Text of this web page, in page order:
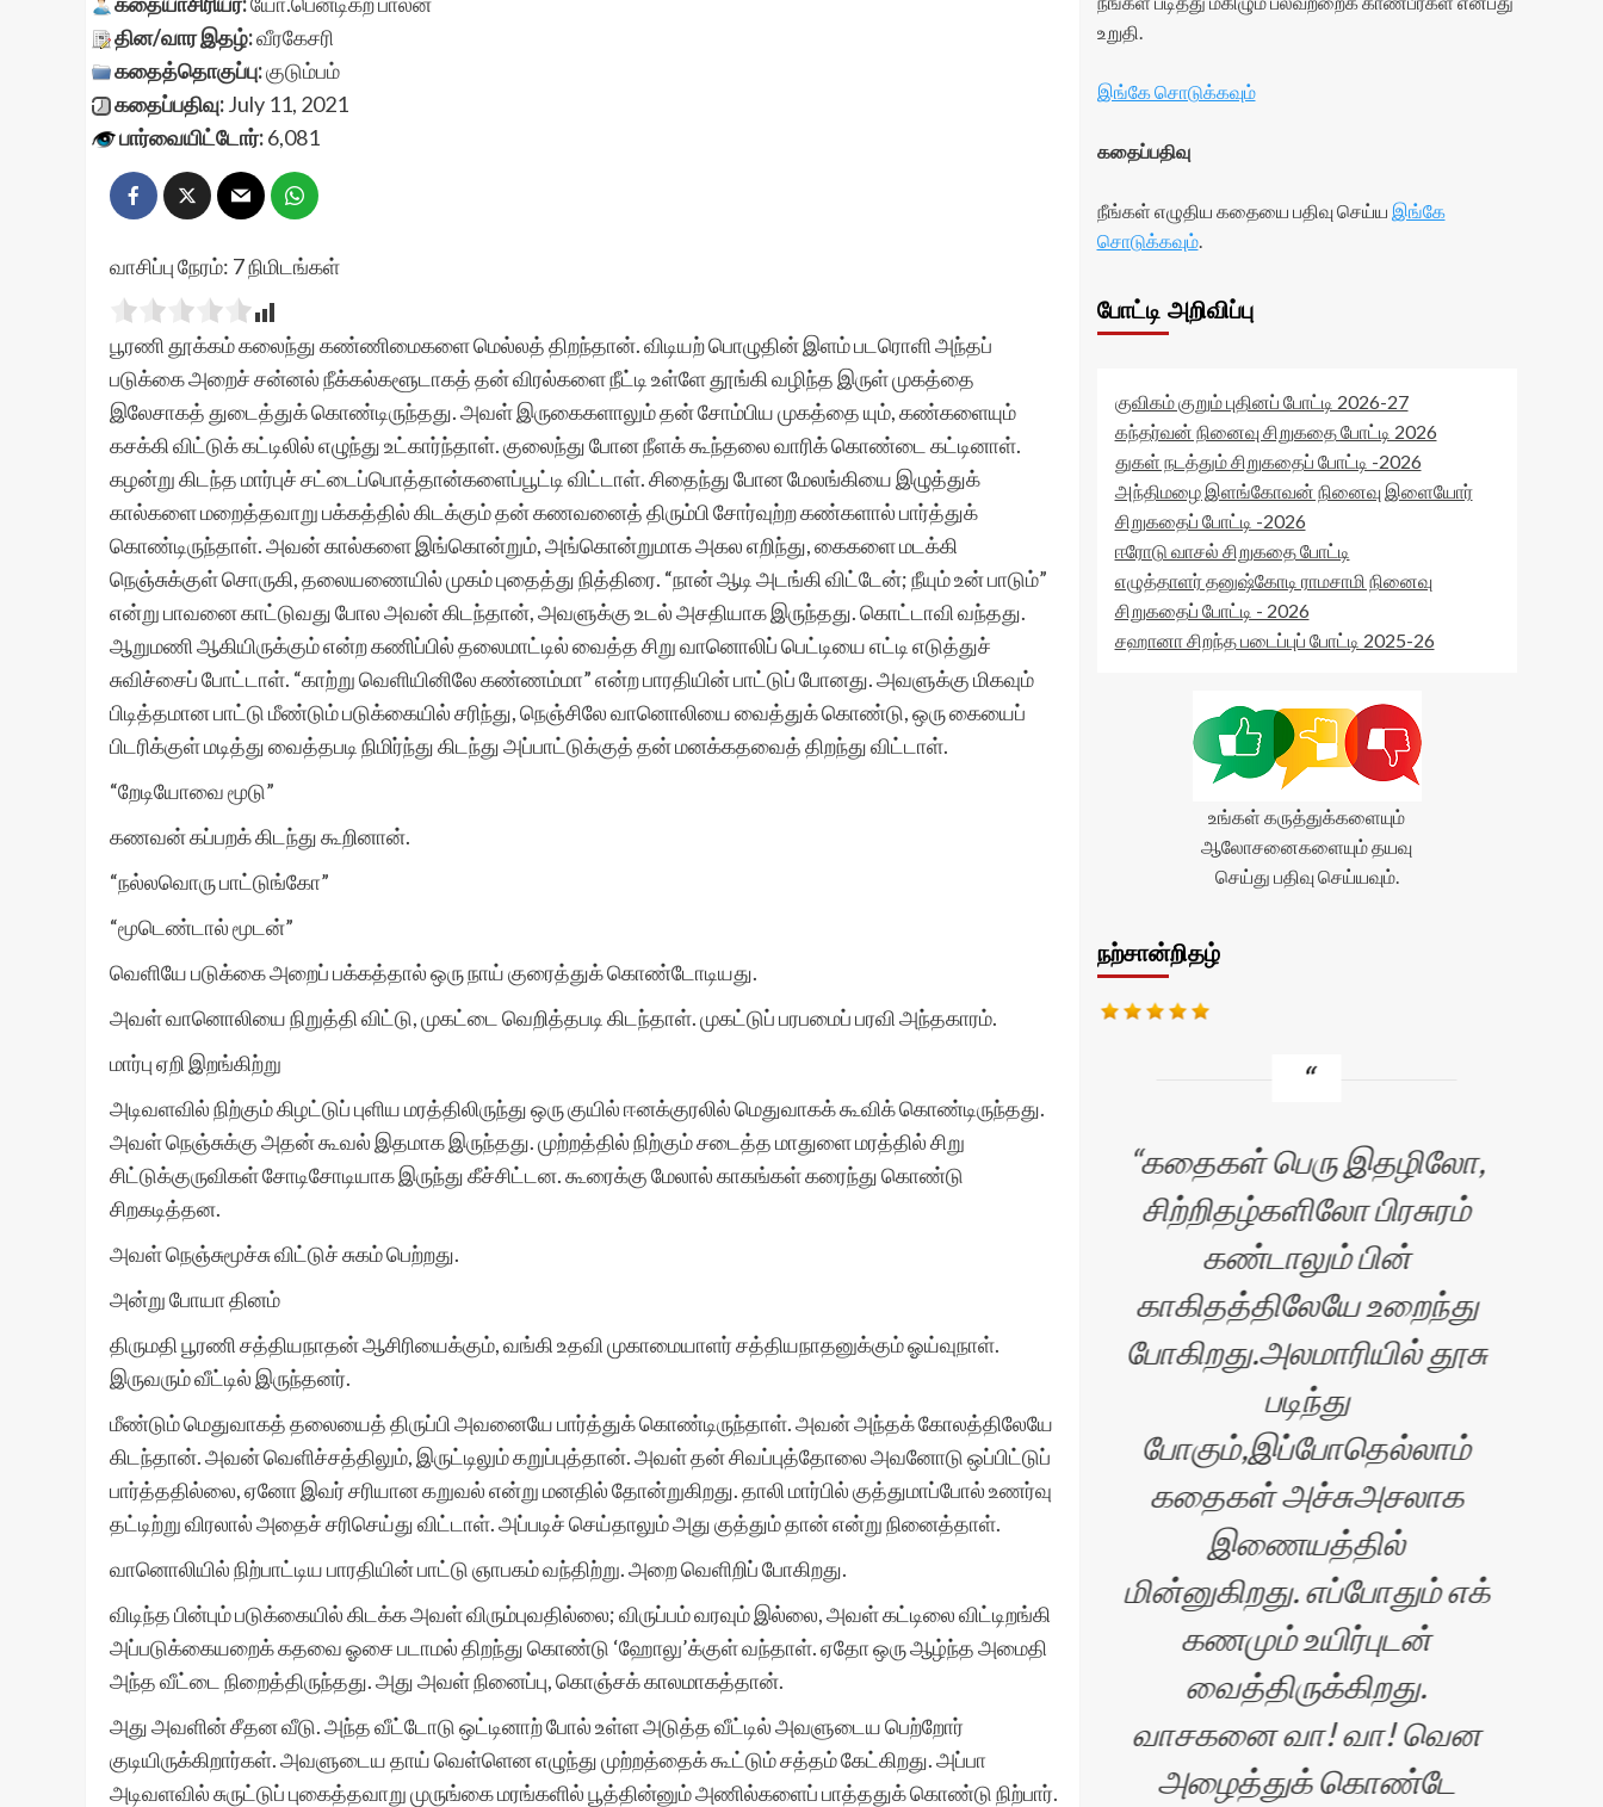
தின/வார இதழ்:வீரகேசரி
கதைத்தொகுப்பு:குடும்பம்
கதைப்பதிவு:July 11, 2021
பார்வையிட்டோர்:6,081
வாசிப்பு நேரம்: 7நிமிடங்கள்
பூரணி தூக்கம் கலைந்து கண்ணிமைகளை மெல்லத் திறந்தான். விடியற் பொழுதின் இளம் படரொளி அந்தப்
படுக்கை அறைச் சன்னல் நீக்கல்களூடாகத் தன் விரல்களை நீட்டி உள்ளே தூங்கி வழிந்த இருள் முகத்தை
இலேசாகத் துடைத்துக் கொண்டிருந்தது. அவள் இருகைகளாலும் தன் சோம்பிய முகத்தை யும், கண்களையும்
கசக்கி விட்டுக் கட்டிலில் எழுந்து உட்கார்ந்தாள். குலைந்து போன நீளக் கூந்தலை வாரிக் கொண்டை கட்டினாள்.
கழன்று கிடந்த மார்புச் சட்டைப்பொத்தான்களைப்பூட்டி விட்டாள். சிதைந்து போன மேலங்கியை இழுத்துக்
கால்களை மறைத்தவாறு பக்கத்தில் கிடக்கும் தன் கணவனைத் திரும்பி சோர்வுற்ற கண்களால் பார்த்துக்
கொண்டிருந்தாள். அவன் கால்களை இங்கொன்றும், அங்கொன்றுமாக அகல எறிந்து, கைகளை மடக்கி
நெஞ்சுக்குள் சொருகி, தலையணையில் முகம் புதைத்து நித்திரை. “நான் ஆடி அடங்கி விட்டேன்; நீயும் உன் பாடும்”
என்று பாவனை காட்டுவது போல அவன் கிடந்தான், அவளுக்கு உடல் அசதியாக இருந்தது. கொட்டாவி வந்தது.
ஆறுமணி ஆகியிருக்கும் என்ற கணிப்பில் தலைமாட்டில் வைத்த சிறு வானொலிப் பெட்டியை எட்டி எடுத்துச்
சுவிச்சைப் போட்டாள். “காற்று வெளியினிலே கண்ணம்மா” என்ற பாரதியின் பாட்டுப் போனது. அவளுக்கு மிகவும்
பிடித்தமான பாட்டு மீண்டும் படுக்கையில் சரிந்து, நெஞ்சிலே வானொலியை வைத்துக் கொண்டு, ஒரு கையைப்
பிடரிக்குள் மடித்து வைத்தபடி நிமிர்ந்து கிடந்து அப்பாட்டுக்குத் தன் மனக்கதவைத் திறந்து விட்டாள்.
“றேடியோவை மூடு”
கணவன் கப்பறக் கிடந்து கூறினான்.
“நல்லவொரு பாட்டுங்கோ”
“மூடெண்டால் மூடன்”
வெளியே படுக்கை அறைப் பக்கத்தால் ஒரு நாய் குரைத்துக் கொண்டோடியது.
அவள் வானொலியை நிறுத்தி விட்டு, முகட்டை வெறித்தபடி கிடந்தாள். முகட்டுப் பரபமைப் பரவி அந்தகாரம்.
மார்பு ஏறி இறங்கிற்று
அடிவளவில் நிற்கும் கிழட்டுப் புளிய மரத்திலிருந்து ஒரு குயில் ஈனக்குரலில் மெதுவாகக் கூவிக் கொண்டிருந்தது.
அவள் நெஞ்சுக்கு அதன் கூவல் இதமாக இருந்தது. முற்றத்தில் நிற்கும் சடைத்த மாதுளை மரத்தில் சிறு
சிட்டுக்குருவிகள் சோடிசோடியாக இருந்து கீச்சிட்டன. கூரைக்கு மேலால் காகங்கள் கரைந்து கொண்டு
சிறகடித்தன.
அவள் நெஞ்சுமூச்சு விட்டுச் சுகம் பெற்றது.
அன்று போயா தினம்
திருமதி பூரணி சத்தியநாதன் ஆசிரியைக்கும், வங்கி உதவி முகாமையாளர் சத்தியநாதனுக்கும் ஓய்வுநாள்.
இருவரும் வீட்டில் இருந்தனர்.
மீண்டும் மெதுவாகத் தலையைத் திருப்பி அவனையே பார்த்துக் கொண்டிருந்தாள். அவன் அந்தக் கோலத்திலேயே
கிடந்தான். அவன் வெளிச்சத்திலும், இருட்டிலும் கறுப்புத்தான். அவள் தன் சிவப்புத்தோலை அவனோடு ஒப்பிட்டுப்
பார்த்ததில்லை, ஏனோ இவர் சரியான கறுவல் என்று மனதில் தோன்றுகிறது. தாலி மார்பில் குத்துமாப்போல் உணர்வு
தட்டிற்று விரலால் அதைச் சரிசெய்து விட்டாள். அப்படிச் செய்தாலும் அது குத்தும் தான் என்று நினைத்தாள்.
வானொலியில் நிற்பாட்டிய பாரதியின் பாட்டு ஞாபகம் வந்திற்று. அறை வெளிறிப் போகிறது.
விடிந்த பின்பும் படுக்கையில் கிடக்க அவள் விரும்புவதில்லை; விருப்பம் வரவும் இல்லை, அவள் கட்டிலை விட்டிறங்கி
அப்படுக்கையறைக் கதவை ஓசை படாமல் திறந்து கொண்டு ‘ஹோலு’க்குள் வந்தாள். ஏதோ ஒரு ஆழ்ந்த அமைதி
அந்த வீட்டை நிறைத்திருந்தது. அது அவள் நினைப்பு, கொஞ்சக் காலமாகத்தான்.
அது அவளின் சீதன வீடு. அந்த வீட்டோடு ஒட்டினாற் போல் உள்ள அடுத்த வீட்டில் அவளுடைய பெற்றோர்
குடியிருக்கிறார்கள். அவளுடைய தாய் வெள்ளென எழுந்து முற்றத்தைக் கூட்டும் சத்தம் கேட்கிறது. அப்பா
அடிவளவில் சுருட்டுப் புகைத்தவாறு முருங்கை மரங்களில் பூத்தின்னும் அணில்களைப் பாத்ததுக் கொண்டு நிற்பார்.
உறுதி.
இங்கே சொடுக்கவும்
கதைப்பதிவு
நீங்கள் எழுதிய கதையை பதிவு செய்ய இங்கே
சொடுக்கவும்.
போட்டி அறிவிப்பு
குவிகம் குறும் புதினப் போட்டி 2026-27
கந்தர்வன் நினைவு சிறுகதை போட்டி 2026
துகள் நடத்தும் சிறுகதைப் போட்டி -2026
அந்திமழை இளங்கோவன் நினைவு இளையோர்
சிறுகதைப் போட்டி -2026
ஈரோடு வாசல் சிறுகதை போட்டி
எழுத்தாளர் தனுஷ்கோடி ராமசாமி நினைவு
சிறுகதைப் போட்டி - 2026
சஹானா சிறந்த படைப்புப் போட்டி 2025-26
உங்கள் கருத்துக்களையும்
ஆலோசனைகளையும் தயவு
செய்து பதிவு செய்யவும்.
நற்சான்றிதழ்
சிறுகதைகளுக்கு ஏற்ற
வாய்ப்பில்லா
தங்கள் திறமைகளை
காட்டுவதற்கு கிடைத்த
அரிய வாய்ப்பு, என்னுடைய
கதைகளும் இதில்
இடம்பெற்றிருப்பதில் மிக்க
மகிழ்வே – வாய்ப்பளித்த
சிறுகதைகள் குழுமத்திற்கு
மிக்க நன்றி.
கதைகள் பெரு இதழிலோ,
சிற்றிதழ்களிலோ பிரசுரம்
கண்டாலும் பின்
காகிதத்திலேயே உறைந்து
போகிறது.அலமாரியில் தூசு
படிந்து
போகும்,இப்போதெல்லாம்
கதைகள் அச்சுஅசலாக
இணையத்தில்
மின்னுகிறது. எப்போதும் எக்
கணமும் உயிர்புடன்
வைத்திருக்கிறது.
வாசகனை வா! வா! வென
அழைத்துக் கொண்டே